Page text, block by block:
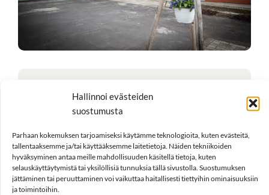
Hallinnoi evästeiden
suostumusta
Parhaan kokemuksen tarjoamiseksi käytämme teknologioita, kuten evästeitä,
tallentaaksemme ja/tai käyttääksemme laitetietoja. Näiden tekniikoiden
hyväksyminen antaa meille mahdollisuuden käsitellä tietoja, kuten
selauskäyttäytymistä tai yksilöllisiä tunnuksia tällä sivustolla. Suostumuksen
jättäminen tai peruuttaminen voi vaikuttaa haitallisesti tiettyihin ominaisuuksiin
ja toimintoihin.
Kiinnostaako oma tilahanke?